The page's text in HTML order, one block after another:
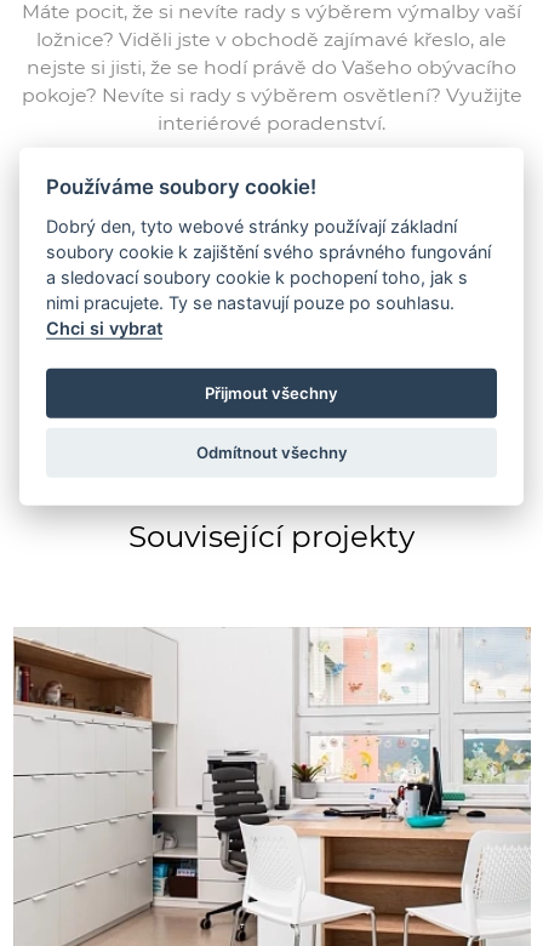
Máte pocit, že si nevíte rady s výběrem výmalby vaší
ložnice? Viděli jste v obchodě zajímavé křeslo, ale
nejste si jisti, že se hodí právě do Vašeho obývacího
pokoje? Nevíte si rady s výběrem osvětlení? Využijte
interiérové poradenství.
ZOBRAZIT PROFIL
Související projekty
Používáme soubory cookie!
Dobrý den, tyto webové stránky používají základní
soubory cookie k zajištění svého správného fungování
a sledovací soubory cookie k pochopení toho, jak s
nimi pracujete. Ty se nastavují pouze po souhlasu.
Chci si vybrat
Přijmout všechny
Odmítnout všechny